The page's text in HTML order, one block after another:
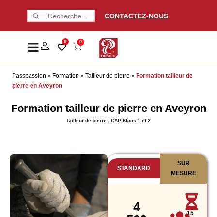
CONTACTEZ-NOUS
0 0
Passpassion » Formation » Tailleur de pierre » Formation tailleur de
pierre en Aveyron
Formation tailleur de pierre en Aveyron
Tailleur de pierre - CAP Blocs 1 et 2
STANDARD
SUR
MESURE
4
15